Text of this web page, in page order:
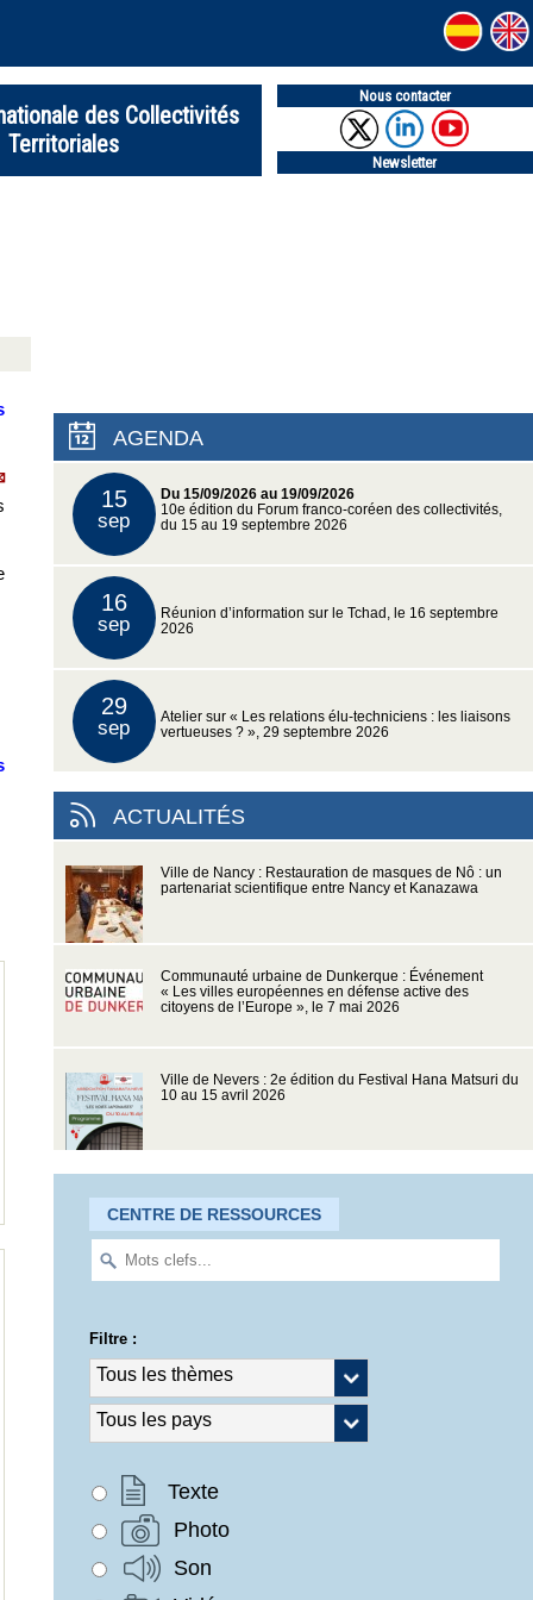
des Collectivités
Territoriales
Nous contacter
Newsletter
AGENDA
15
sep
Du 15/09/2026 au 19/09/2026
10e édition du Forum franco-coréen des collectivités,
du 15 au 19 septembre 2026
16
sep
Réunion d’information sur le Tchad, le 16 septembre
2026
29
sep
Atelier sur « Les relations élu-techniciens : les liaisons
vertueuses ? », 29 septembre 2026
ACTUALITÉS
Ville de Nancy : Restauration de masques de Nô : un
partenariat scientifique entre Nancy et Kanazawa
Communauté urbaine de Dunkerque : Événement
« Les villes européennes en défense active des
citoyens de l’Europe », le 7 mai 2026
Ville de Nevers : 2e édition du Festival Hana Matsuri du
10 au 15 avril 2026
CENTRE DE RESSOURCES
Filtre :
Texte
Photo
Son